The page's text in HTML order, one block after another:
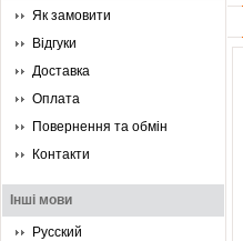
Як замовити
Відгуки
Доставка
Оплата
Повернення та обмін
Контакти
Інші мови
Русский